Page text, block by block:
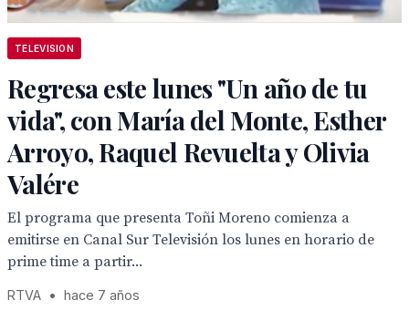
TELEVISION
Regresa este lunes "Un año de tu
vida", con María del Monte, Esther
Arroyo, Raquel Revuelta y Olivia
Valére
El programa que presenta Toñi Moreno comienza a
emitirse en Canal Sur Televisión los lunes en horario de
prime time a partir...
RTVA • hace 7 años